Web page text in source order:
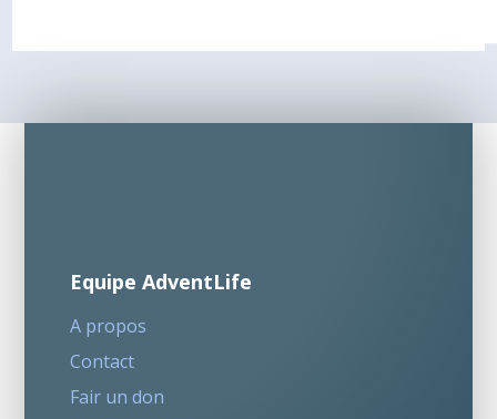
Equipe AdventLife
A propos
Contact
Fair un don